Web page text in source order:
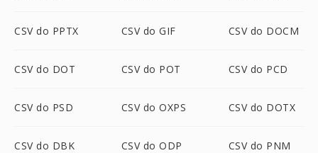
CSV do PPTX CSV do GIF CSV do DOCM
CSV do DOT CSV do POT CSV do PCD
CSV do PSD CSV do OXPS CSV do DOTX
CSV do DBK CSV do ODP CSV do PNM